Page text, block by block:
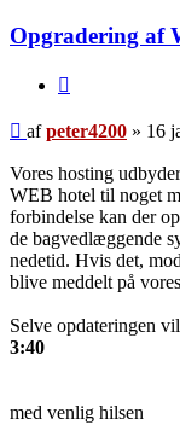
Opgradering af
Indlæg
afpeter4200 » 16
Vores hosting
WEB hotel til noget
forbindelse kan der
de bagvedlæggende
nedetid. Hvis det,
blive meddelt på vores
Selve opdateringen
3:40
med venlig hilsen